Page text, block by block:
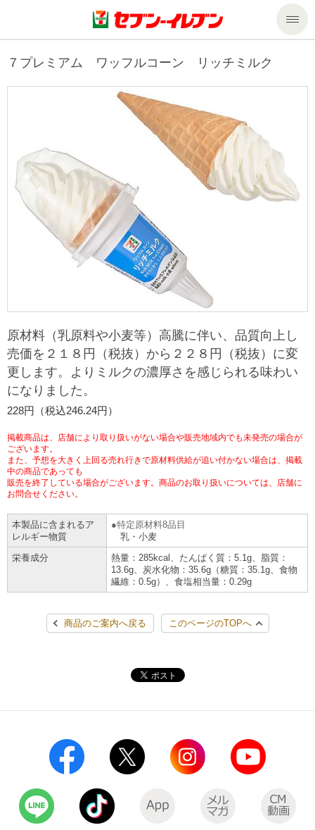
商品のご案内
来週の新商品
商品カテゴリ一覧
セブンプレミアム
ギフト
プリペイドカード・金券
ニンテンドー・ダウンロードカード
セール・キャンペーン
サービストップ
nanacoトップ
マルチコピー機でできること
マルチコピー機でできることトップ
コピー
プリント
スキャン
ファクス
チケット
プリペイドサービス
行政サービス
宅配便
切手・はがき・印紙
セブン銀行ATM
ご利用可能なお支払い方法
各種料金のお支払い
スマホプリペイド
レジでApple Accountにチャージ
モバイルバッテリーシェアリング（店舗限定）
モバイルWi-Fiバッテリーシェアリング（店舗限定）
チケットサービス
セブンチケット
チケットぴあ
イープラス
CNプレイガイド
JTB
セブン‐イレブンでお受取り
タワーレコード
セブンネットショッピング
停電時のサービス停止のお知らせ
企業情報
企業情報トップ
ニュースリリース
企業理念
会社概要
貸借対照表・損益計算書
沿革
国内店舗数
売上高、店舗数推移
セブン‐イレブンの海外事業
データで見るセブン‐イレブン
私たちの取組み
サステナビリティ
セブン＆アイ・ホールディングスの重点課題
サステナビリティ活動基本方針
サステナビリティ推進体制
GREEN CHALLENGE 2050
4VISIONS
サステナビリティニュース
サステナビリティレポート
報告書ライブラリー
加盟店オーナー募集 物件募集・購入
アルバイト情報
お問い合わせ
Language
English (Corporate)
English (Services)
中文[繁體字](服務)
ภาษาไทย(บริการ)
７プレミアム ワッフルコーン リッチミルク
原材料（乳原料や小麦等）高騰に伴い、品質向上し
売価を２１８円（税抜）から２２８円（税抜）に変
更します。よりミルクの濃厚さを感じられる味わい
になりました。
228円（税込246.24円）
掲載商品は、店舗により取り扱いがない場合や販売地域内でも未発売の場合が
ございます。
また、予想を大きく上回る売れ行きで原材料供給が追い付かない場合は、掲載
中の商品であっても
販売を終了している場合がございます。商品のお取り扱いについては、店舗に
お問合せください。
本製品に含まれるア
レルギー物質
特定原材料8品目
乳・小麦
栄養成分
熱量：285kcal、たんぱく質：5.1g、脂質：
13.6g、炭水化物：35.6g（糖質：35.1g、食物
繊維：0.5g）、食塩相当量：0.29g
商品のご案内へ戻る このページのTOPへ